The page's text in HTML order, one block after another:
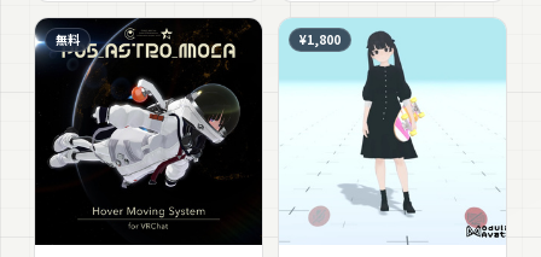
無料 ¥1,800